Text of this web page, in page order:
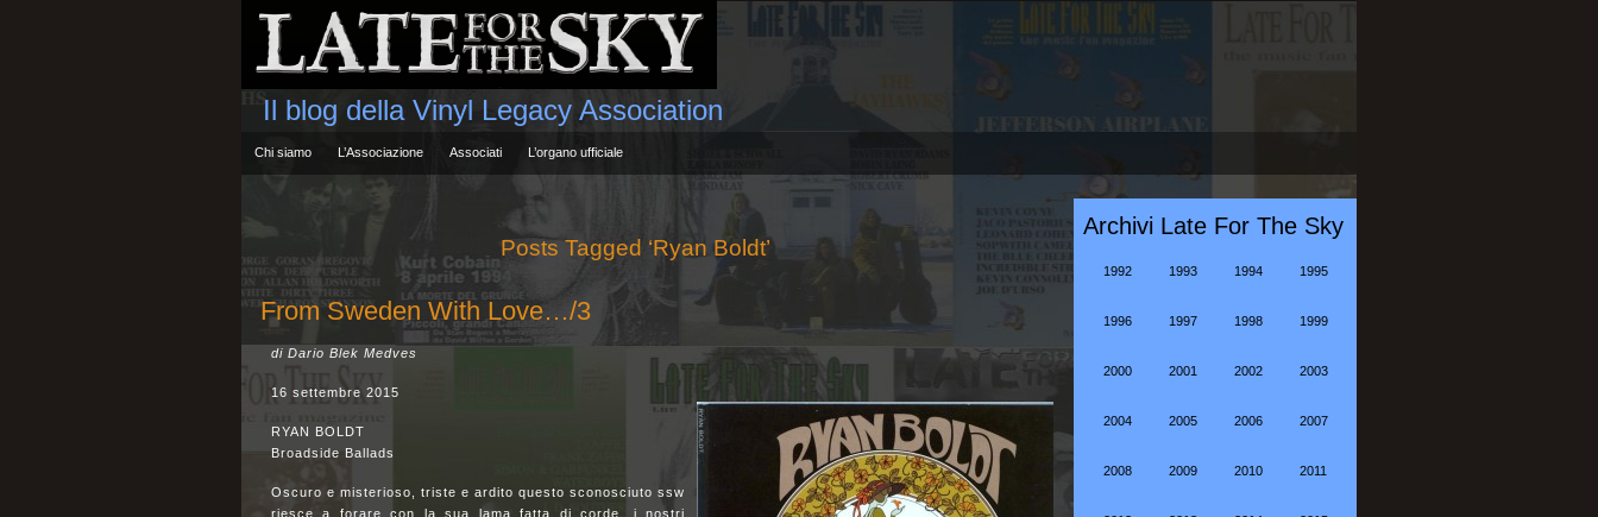
Il blog della Vinyl Legacy Association
Chi siamo L’Associazione Associati L’organo ufficiale
Posts Tagged ‘Ryan Boldt’
From Sweden With Love…/3
di Dario Blek Medves
16 settembre 2015
RYAN BOLDT
Broadside Ballads
Oscuro e misterioso, triste e ardito questo sconosciuto ssw
riesce a forare con la sua lama fatta di corde, i nostri
Archivi Late For The Sky
1992 1993 1994 1995
1996 1997 1998 1999
2000 2001 2002 2003
2004 2005 2006 2007
2008 2009 2010 2011